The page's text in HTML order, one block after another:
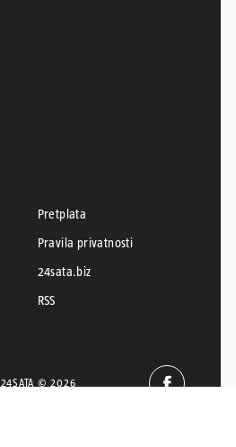
Pretplata
Pravila privatnosti
24sata.biz
RSS
24SATA © 2026